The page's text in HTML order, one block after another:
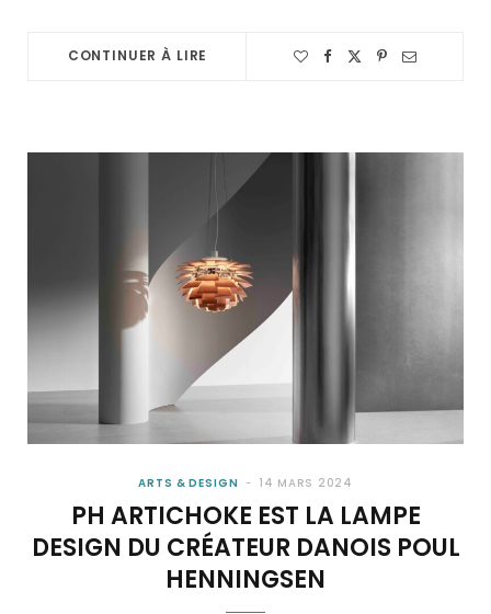
CONTINUER À LIRE
ARTS & DESIGN 14 MARS 2024
PH ARTICHOKE EST LA LAMPE
DESIGN DU CRÉATEUR DANOIS POUL
HENNINGSEN